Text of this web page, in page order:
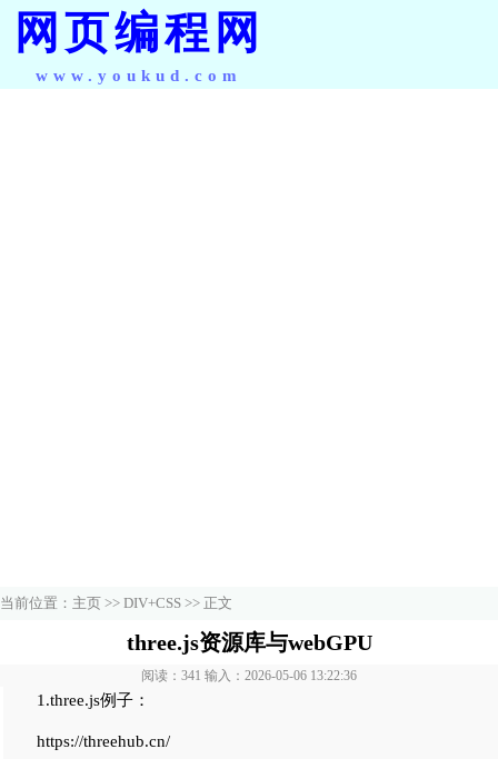
网页编程网
www.youkud.com
当前位置： 主页 >> DIV+CSS >> 正文
three.js资源库与webGPU
阅读：341 输入：2026-05-06 13:22:36
1.three.js例子：
https://threehub.cn/